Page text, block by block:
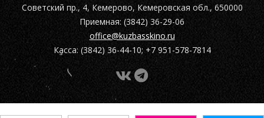
Советский пр., 4, Кемерово, Кемеровская обл., 650000
Приемная: (3842) 36-29-06
office@kuzbasskino.ru
Касса: (3842) 36-44-10; +7 951-578-7814